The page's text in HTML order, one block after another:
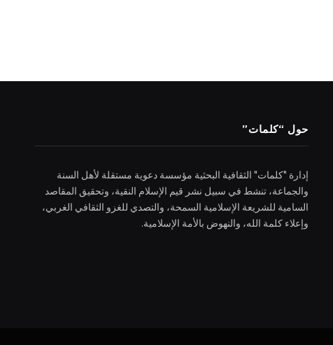
حول “كلمات”
إدارة "كلمات" الثقافية البحثية مؤسسة دعوية مستقلة لأهل السنة
والجماعة، تنشط في سبيل نشر قيم الإسلام النقية، وتحقيق المقاصد
السامية للشريعة الإسلامية السمحة، والتصدي للغزو الثقافي الغربي،
وإعلاء كلمة الله، والنهوض بالأمة الإسلامية.